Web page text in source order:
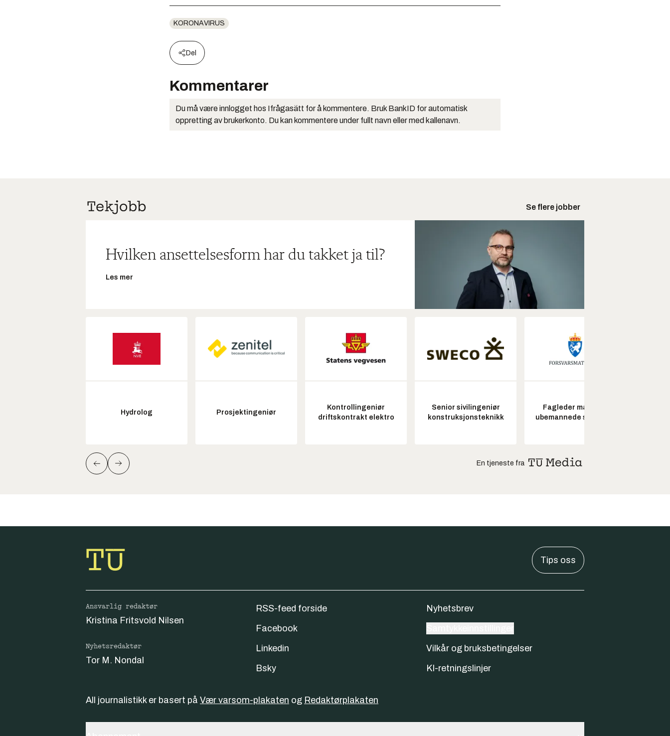
KORONAVIRUS
Del
Kommentarer
Du må være innlogget hos Ifrågasätt for å kommentere. Bruk BankID for automatisk
oppretting av brukerkonto. Du kan kommentere under fullt navn eller med kallenavn.
Se flere jobber
Hvilken ansettelsesform har du takket ja til?
Les mer
Hydrolog Prosjektingeniør
Kontrollingeniør
driftskontrakt elektro
Senior sivilingeniør
konstruksjonsteknikk
Fagleder maritime
ubemannede systemer
En tjeneste fra
Tips oss
Ansvarlig redaktør
Kristina Fritsvold Nilsen
Nyhetsredaktør
Tor M. Nondal
RSS-feed forside
Facebook
Linkedin
Bsky
Nyhetsbrev
Vilkår og bruksbetingelser
KI-retningslinjer
All journalistikk er basert på Vær varsom-plakaten og Redaktørplakaten